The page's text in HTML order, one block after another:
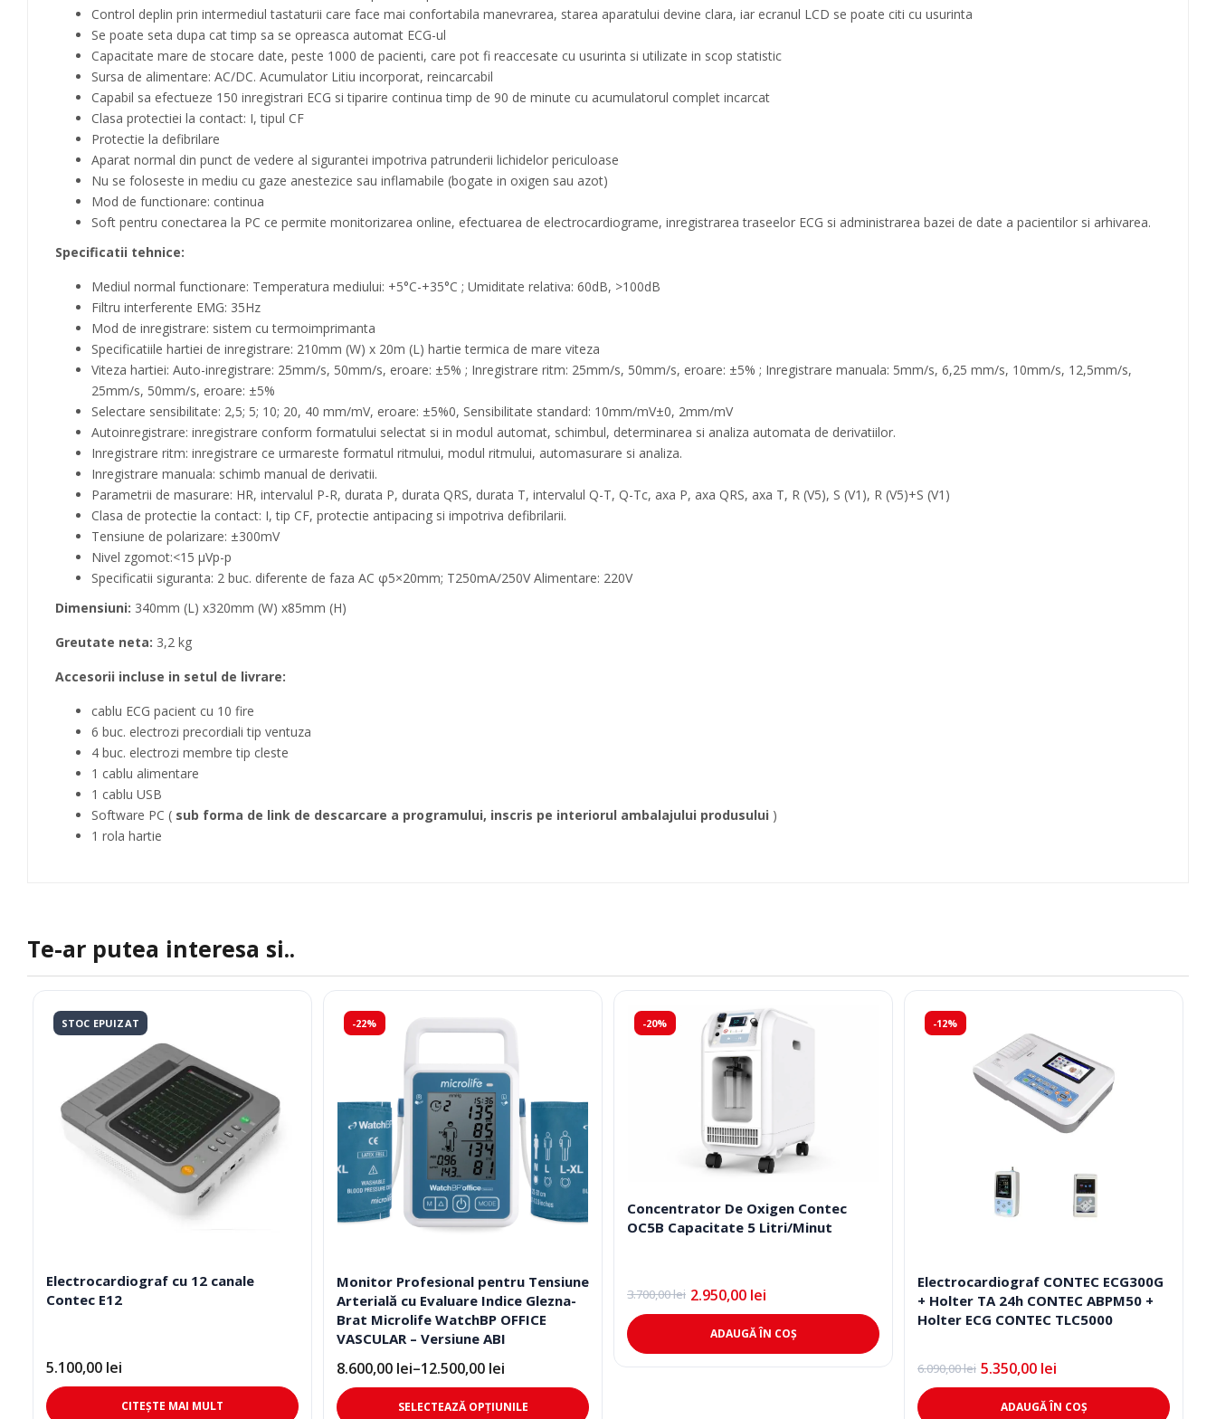
Control deplin prin intermediul tastaturii care face mai confortabila manevrarea, starea aparatului devine clara, iar ecranul LCD se poate citi cu usurinta
Se poate seta dupa cat timp sa se opreasca automat ECG-ul
Capacitate mare de stocare date, peste 1000 de pacienti, care pot fi reaccesate cu usurinta si utilizate in scop statistic
Sursa de alimentare: AC/DC. Acumulator Litiu incorporat, reincarcabil
Capabil sa efectueze 150 inregistrari ECG si tiparire continua timp de 90 de minute cu acumulatorul complet incarcat
Clasa protectiei la contact: I, tipul CF
Protectie la defibrilare
Aparat normal din punct de vedere al sigurantei impotriva patrunderii lichidelor periculoase
Nu se foloseste in mediu cu gaze anestezice sau inflamabile (bogate in oxigen sau azot)
Mod de functionare: continua
Soft pentru conectarea la PC ce permite monitorizarea online, efectuarea de electrocardiograme, inregistrarea traseelor ECG si administrarea bazei de date a pacientilor si arhivarea.
Specificatii tehnice:
Mediul normal functionare: Temperatura mediului: +5°C-+35°C ; Umiditate relativa: 60dB, >100dB
Filtru interferente EMG: 35Hz
Mod de inregistrare: sistem cu termoimprimanta
Specificatiile hartiei de inregistrare: 210mm (W) x 20m (L) hartie termica de mare viteza
Viteza hartiei: Auto-inregistrare: 25mm/s, 50mm/s, eroare: ±5% ; Inregistrare ritm: 25mm/s, 50mm/s, eroare: ±5% ; Inregistrare manuala: 5mm/s, 6,25 mm/s, 10mm/s, 12,5mm/s,
25mm/s, 50mm/s, eroare: ±5%
Selectare sensibilitate: 2,5; 5; 10; 20, 40 mm/mV, eroare: ±5%0, Sensibilitate standard: 10mm/mV±0, 2mm/mV
Autoinregistrare: inregistrare conform formatului selectat si in modul automat, schimbul, determinarea si analiza automata de derivatiilor.
Inregistrare ritm: inregistrare ce urmareste formatul ritmului, modul ritmului, automasurare si analiza.
Inregistrare manuala: schimb manual de derivatii.
Parametrii de masurare: HR, intervalul P-R, durata P, durata QRS, durata T, intervalul Q-T, Q-Tc, axa P, axa QRS, axa T, R (V5), S (V1), R (V5)+S (V1)
Clasa de protectie la contact: I, tip CF, protectie antipacing si impotriva defibrilarii.
Tensiune de polarizare: ±300mV
Nivel zgomot:<15 μVp-p
Specificatii siguranta: 2 buc. diferente de faza AC φ5×20mm; T250mA/250V Alimentare: 220V
Dimensiuni: 340mm (L) x320mm (W) x85mm (H)
Greutate neta: 3,2 kg
Accesorii incluse in setul de livrare:
cablu ECG pacient cu 10 fire
6 buc. electrozi precordiali tip ventuza
4 buc. electrozi membre tip cleste
1 cablu alimentare
1 cablu USB
Software PC ( sub forma de link de descarcare a programului, inscris pe interiorul ambalajului produsului )
1 rola hartie
Te-ar putea interesa si..
STOC EPUIZAT
Electrocardiograf cu 12 canale
Contec E12
5.100,00 lei
CITEȘTE MAI MULT
-22%
Monitor Profesional pentru Tensiune
Arterială cu Evaluare Indice Glezna-
Brat Microlife WatchBP OFFICE
VASCULAR – Versiune ABI
8.600,00 lei–12.500,00 lei
Interval
de
prețuri: SELECTEAZĂ OPȚIUNILE
-20%
Concentrator De Oxigen Contec
OC5B Capacitate 5 Litri/Minut
3.700,00lei
Prețul
inițial
a
fost:
3.700,00 lei.
2.950,00 lei
Prețul
curent
este:
2.950,00 lei.
ADAUGĂ ÎN COȘ
-12%
Electrocardiograf CONTEC ECG300G
+ Holter TA 24h CONTEC ABPM50 +
Holter ECG CONTEC TLC5000
6.090,00lei
Prețul
inițial
a
5.350,00 lei
Prețul
curent
este: ADAUGĂ ÎN COȘ